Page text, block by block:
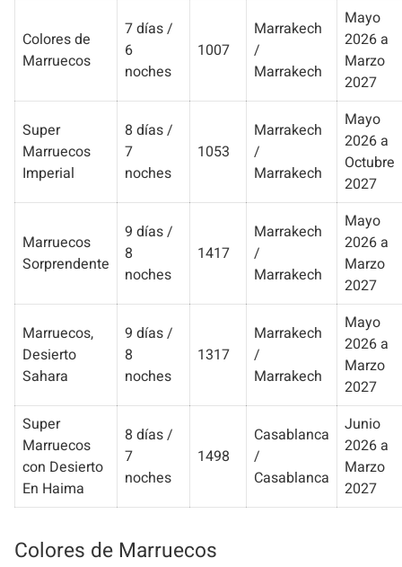
Colores de
Marruecos
7 días /
6
noches
1007
Marrakech
/
Marrakech
Mayo
2026 a
Marzo
2027
Super
Marruecos
Imperial
8 días /
7
noches
1053
Marrakech
/
Marrakech
Mayo
2026 a
Octubre
2027
Marruecos
Sorprendente
9 días /
8
noches
1417
Marrakech
/
Marrakech
Mayo
2026 a
Marzo
2027
Marruecos,
Desierto
Sahara
9 días /
8
noches
1317
Marrakech
/
Marrakech
Mayo
2026 a
Marzo
2027
Super
Marruecos
con Desierto
En Haima
8 días /
7
noches
1498
Casablanca
/
Casablanca
Junio
2026 a
Marzo
2027
Colores de Marruecos